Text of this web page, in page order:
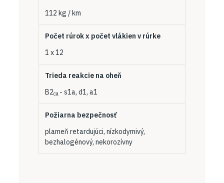
112 kg / km
Počet rúrok x počet vlákien v rúrke
1 x 12
Trieda reakcie na oheň
B2ca - s1a, d1, a1
Požiarna bezpečnosť
plameň retardujúci, nízkodymivý,
bezhalogénový, nekorozívny